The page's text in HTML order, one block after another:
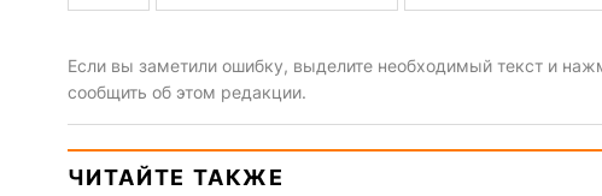
Если вы заметили ошибку, выделите необходимый текст и
сообщить об этом редакции.
ЧИТАЙТЕ ТАКЖЕ